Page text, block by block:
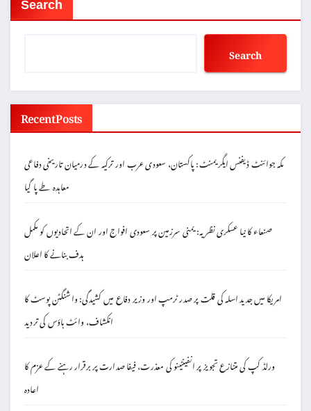
Search
Search
Recent Posts
مکہ جوائنٹ ڈیفنس ایگریمنٹ: پاکستان، سعودی عرب اور ترکیہ کے درمیان تاریخی دفاعی
معاہدہ طے پا گیا
صنعاء کا نیا عسکری نظریہ: یمنی سرزمین پر سعودی افواج اور ان کے اتحادیوں کو مکمل
ہدف بنانے کا اعلان
امریکا میں جدید اسلہ کی قلت پر صدر ٹرمپ اور وزیر دفاع میں کشیدگی: واشنگٹن پوسٹ کا
انکشاف، وائٹ ہاؤس کی تردید
ورلڈ کپ کی متنازع تجویز پر انفینٹینو کی معذرت، فیفا صدارت پر برقرار رہنے کے عزم کا
اعادہ